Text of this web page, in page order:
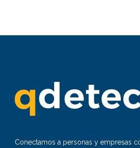
Conectamos a personas y empresas